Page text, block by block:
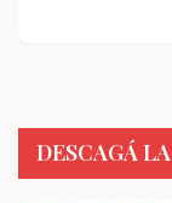
DESCAGÁ